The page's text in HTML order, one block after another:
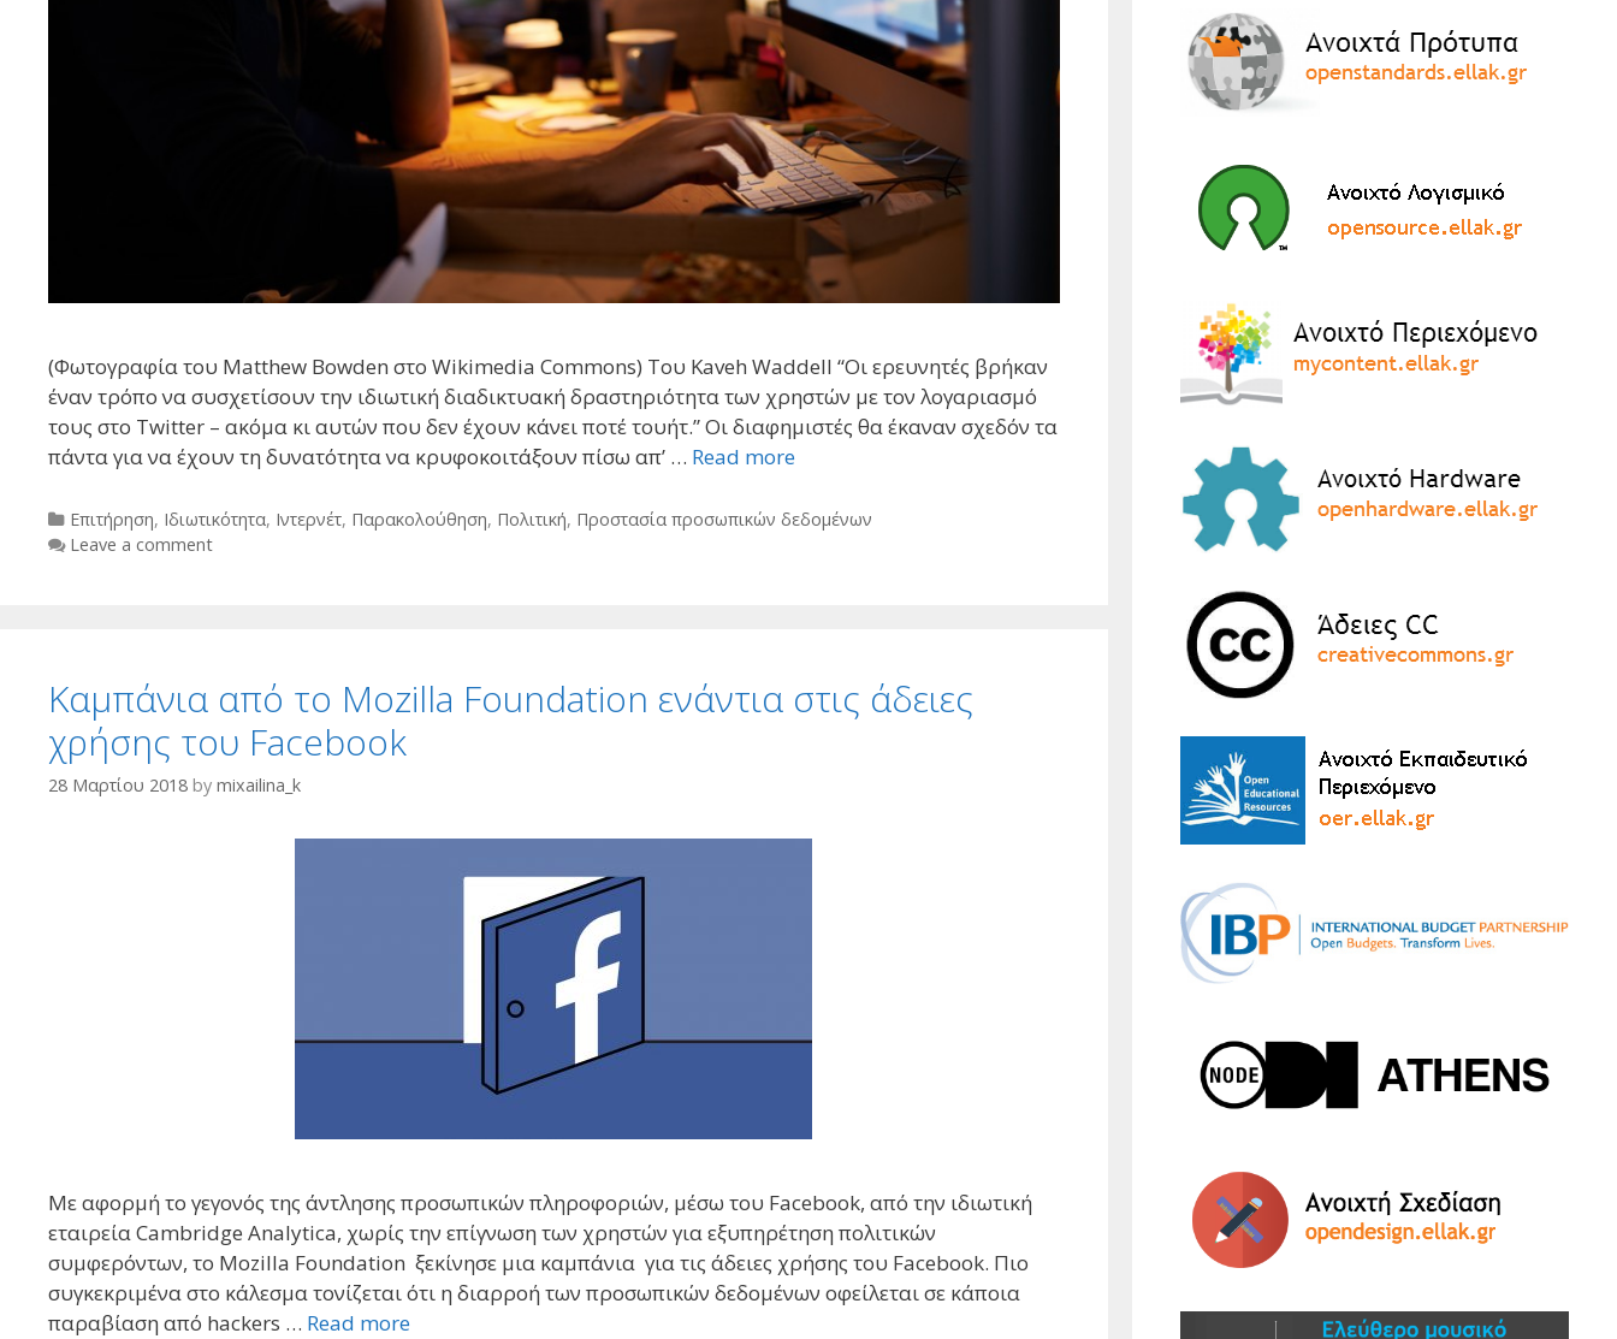
(Φωτογραφία του Matthew Bowden στο Wikimedia Commons) Του Kaveh Waddell “Οι ερευνητές βρήκαν
έναν τρόπο να συσχετίσουν την ιδιωτική διαδικτυακή δραστηριότητα των χρηστών με τον λογαριασμό
τους στο Twitter – ακόμα κι αυτών που δεν έχουν κάνει ποτέ τουήτ.” Οι διαφημιστές θα έκαναν σχεδόν τα
πάντα για να έχουν τη δυνατότητα να κρυφοκοιτάξουν πίσω απ’ … Read more
Categories
Επιτήρηση, Ιδιωτικότητα, Ιντερνέτ, Παρακολούθηση, Πολιτική, Προστασία προσωπικών δεδομένων
Leave a comment
Καμπάνια από το Mozilla Foundation ενάντια στις άδειες
χρήσης του Facebook
28 Μαρτίου 2018 by mixailina_k
Με αφορμή το γεγονός της άντλησης προσωπικών πληροφοριών, μέσω του Facebook, από την ιδιωτική
εταιρεία Cambridge Analytica, χωρίς την επίγνωση των χρηστών για εξυπηρέτηση πολιτικών
συμφερόντων, το Mozilla Foυndation ξεκίνησε μια καμπάνια για τις άδειες χρήσης του Facebook. Πιο
συγκεκριμένα στο κάλεσμα τονίζεται ότι η διαρροή των προσωπικών δεδομένων οφείλεται σε κάποια
παραβίαση από hackers … Read more